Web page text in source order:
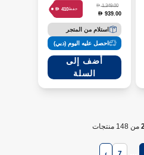
D1,349.00
D 939.00
حفظ D 410
استلام من المتجر
احصل عليه اليوم (دبي)
أضف إلى
السلة
من 148 منتجات